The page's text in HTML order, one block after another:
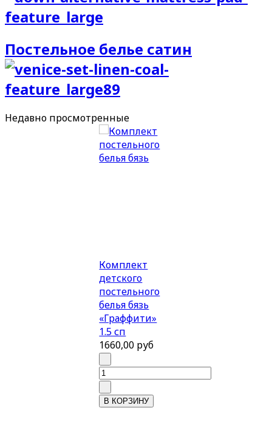
Постельное белье сатин
Недавно просмотренные
Комплект
детского
постельного
белья бязь
«Граффити»
1.5 сп
1660,00 руб